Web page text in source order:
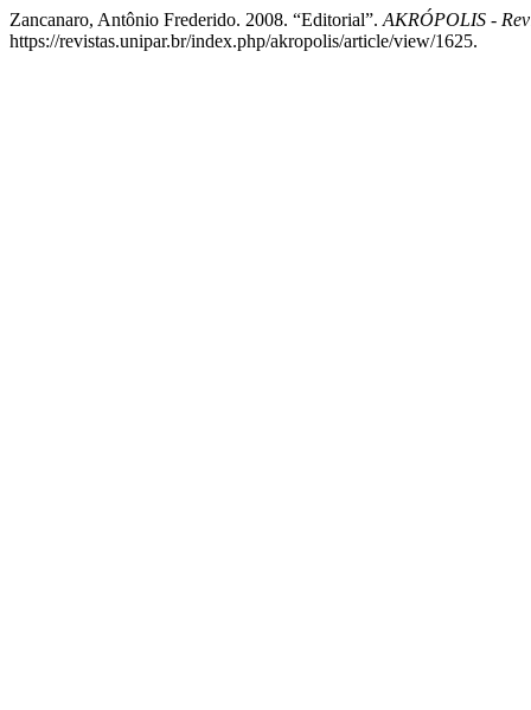
Zancanaro, Antônio Frederido. 2008. “Editorial”. AKRÓPOLIS -
https://revistas.unipar.br/index.php/akropolis/article/view/1625.